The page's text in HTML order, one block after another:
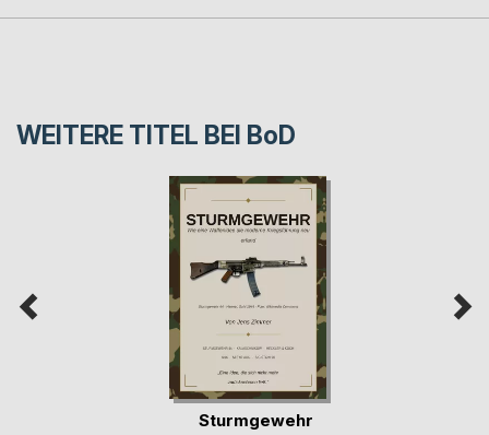
WEITERE TITEL BEI BoD
Sturmgewehr